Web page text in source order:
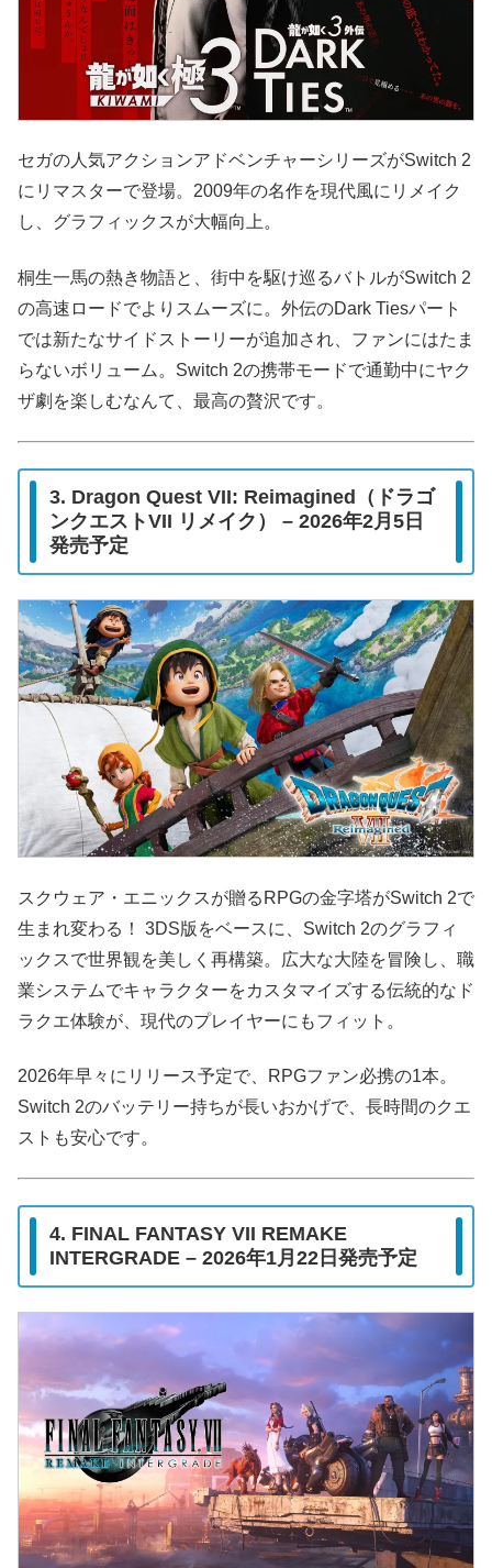
セガの人気アクションアドベンチャーシリーズがSwitch 2
にリマスターで登場。2009年の名作を現代風にリメイク
し、グラフィックスが大幅向上。
桐生一馬の熱き物語と、街中を駆け巡るバトルがSwitch 2
の高速ロードでよりスムーズに。外伝のDark Tiesパート
では新たなサイドストーリーが追加され、ファンにはたま
らないボリューム。Switch 2の携帯モードで通勤中にヤク
ザ劇を楽しむなんて、最高の贅沢です。
3. Dragon Quest VII: Reimagined（ドラゴ
ンクエストVII リメイク） – 2026年2月5日
発売予定
スクウェア・エニックスが贈るRPGの金字塔がSwitch 2で
生まれ変わる！ 3DS版をベースに、Switch 2のグラフィ
ックスで世界観を美しく再構築。広大な大陸を冒険し、職
業システムでキャラクターをカスタマイズする伝統的なド
ラクエ体験が、現代のプレイヤーにもフィット。
2026年早々にリリース予定で、RPGファン必携の1本。
Switch 2のバッテリー持ちが長いおかげで、長時間のクエ
ストも安心です。
4. FINAL FANTASY VII REMAKE
INTERGRADE – 2026年1月22日発売予定